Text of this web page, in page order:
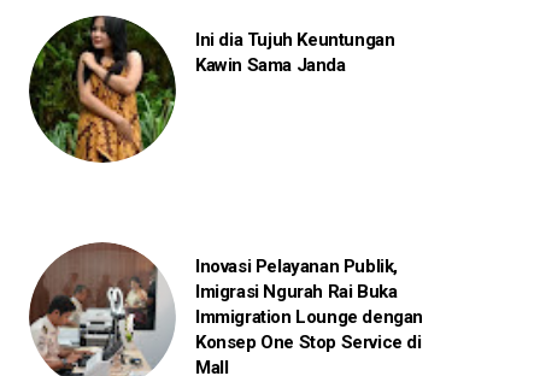
Ini dia Tujuh Keuntungan
Kawin Sama Janda
Inovasi Pelayanan Publik,
Imigrasi Ngurah Rai Buka
Immigration Lounge dengan
Konsep One Stop Service di
Mall